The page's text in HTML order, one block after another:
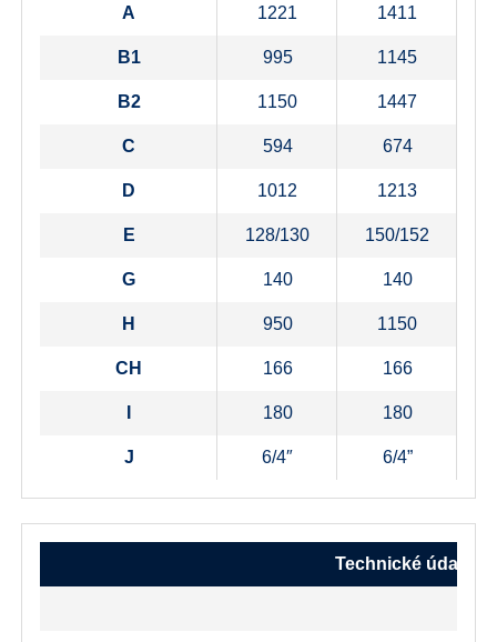
A 1221 1411
B1 995 1145
B2 1150 1447
C 594 674
D 1012 1213
E 128/130 150/152
G 140 140
H 950 1150
CH 166 166
180 180
J 6/4″ 6/4”
Technické údaje